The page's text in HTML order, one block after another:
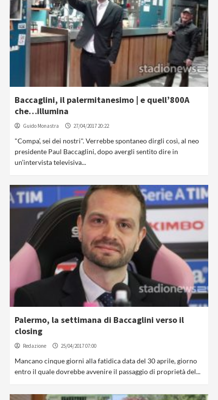
Baccaglini, il palermitanesimo | e quell’800A
che…illumina
Guido Monastra 27/04/2017 20:22
"Compa’, sei dei nostri". Verrebbe spontaneo dirgli così, al neo
presidente Paul Baccaglini, dopo avergli sentito dire in
un’intervista televisiva...
Palermo, la settimana di Baccaglini verso il
closing
Redazione 25/04/2017 07:00
Mancano cinque giorni alla fatidica data del 30 aprile, giorno
entro il quale dovrebbe avvenire il passaggio di proprietà del...